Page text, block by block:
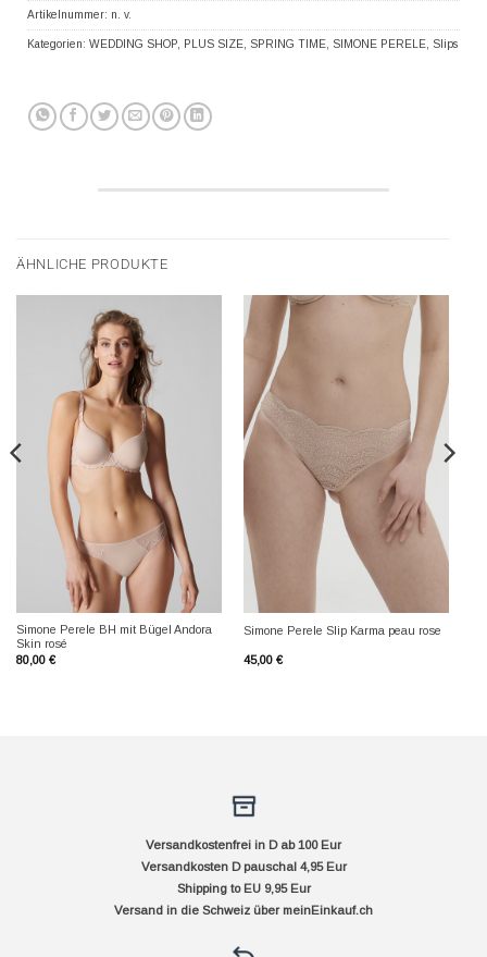
Artikelnummer: n. v.
Kategorien: WEDDING SHOP PLUS SIZE SPRING TIME SIMONE PERELE Slips
ÄHNLICHE PRODUKTE
Simone Perele BH mit Bügel Andora
Skin rosé
80,00 €
Simone Perele Slip Karma peau rose
45,00 €
Versandkostenfrei in D ab 100 Eur
Versandkosten D pauschal 4,95 Eur
Shipping to EU 9,95 Eur
Versand in die Schweiz über meinEinkauf.ch